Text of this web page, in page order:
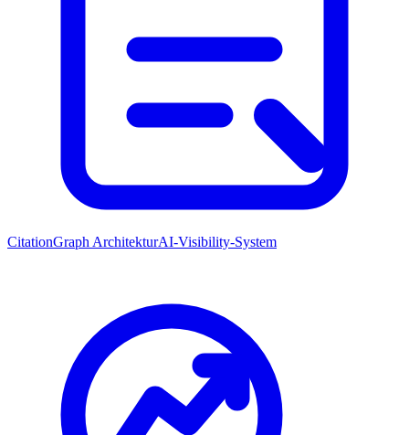
CitationGraph ArchitekturAI-Visibility-System